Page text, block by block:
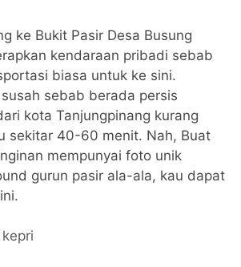
ke Bukit Pasir Desa Busung
kendaraan pribadi sebab
biasa untuk ke sini.
sebab berada persis
kota Tanjungpinang kurang
sekitar 40-60 menit. Nah, Buat
mempunyai foto unik
gurun pasir ala-ala, kau dapat